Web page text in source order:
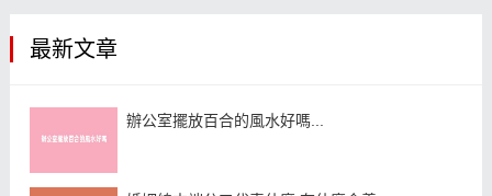
最新文章
辦公室擺放百合的風水好嗎...